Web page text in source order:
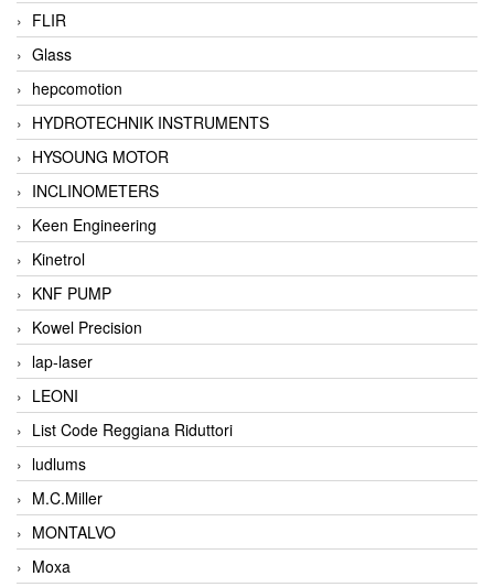
FLIR
Glass
hepcomotion
HYDROTECHNIK INSTRUMENTS
HYSOUNG MOTOR
INCLINOMETERS
Keen Engineering
Kinetrol
KNF PUMP
Kowel Precision
lap-laser
LEONI
List Code Reggiana Riduttori
ludlums
M.C.Miller
MONTALVO
Moxa